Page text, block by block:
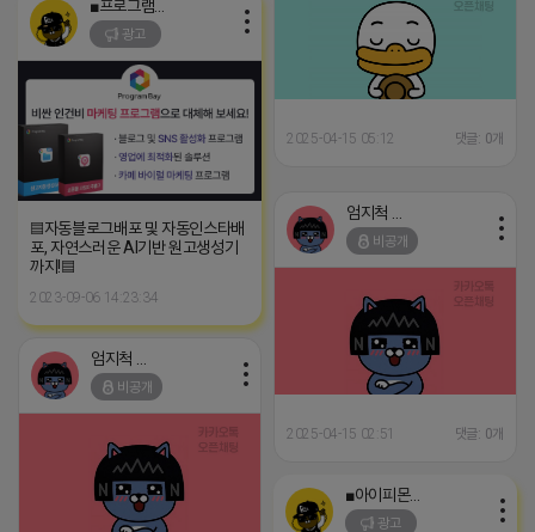
2025-04-15 05:12 댓글: 0개
광고
▤자동블로그배포 및 자동인스타배
포, 자연스러운 AI기반 원고생성기
까지!▤
2023-09-06 14:23:34
비공개
2025-04-15 02:51 댓글: 0개
비공개
■아이피몬스터■
광고